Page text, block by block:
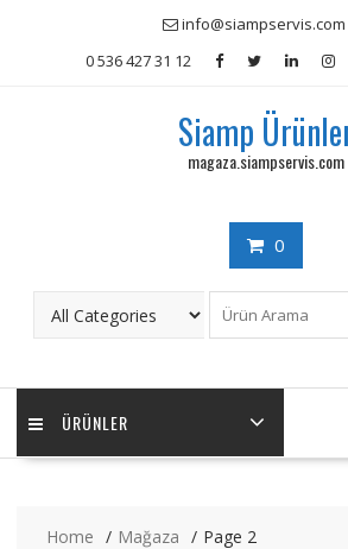
info@siampservis.com
0 536 427 31 12
Siamp
magaza.siampservis.com
0
ÜRÜNLER
Home Mağaza Page 2